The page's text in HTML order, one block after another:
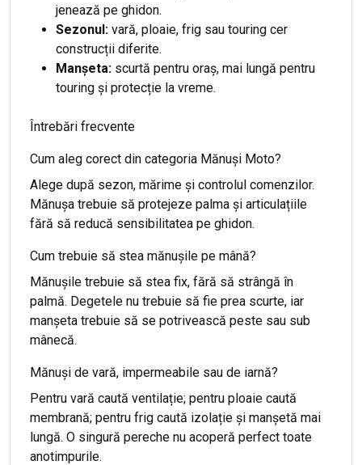
jenează pe ghidon.
Sezonul: vară, ploaie, frig sau touring cer
construcții diferite.
Manșeta: scurtă pentru oraș, mai lungă pentru
touring și protecție la vreme.
Întrebări frecvente
Cum aleg corect din categoria Mănuși Moto?
Alege după sezon, mărime și controlul comenzilor.
Mănușa trebuie să protejeze palma și articulațiile
fără să reducă sensibilitatea pe ghidon.
Cum trebuie să stea mănușile pe mână?
Mănușile trebuie să stea fix, fără să strângă în
palmă. Degetele nu trebuie să fie prea scurte, iar
manșeta trebuie să se potrivească peste sau sub
mânecă.
Mănuși de vară, impermeabile sau de iarnă?
Pentru vară caută ventilație; pentru ploaie caută
membrană; pentru frig caută izolație și manșetă mai
lungă. O singură pereche nu acoperă perfect toate
anotimpurile.